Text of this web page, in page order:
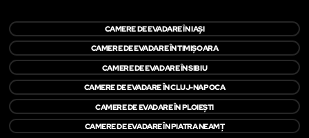
CAMERE DE EVADARE ÎN IAȘI
CAMERE DE EVADARE ÎN TIMIȘOARA
CAMERE DE EVADARE ÎN SIBIU
CAMERE DE EVADARE ÎN CLUJ-NAPOCA
CAMERE DE EVADARE ÎN PLOIEȘTI
CAMERE DE EVADARE ÎN PIATRA NEAMŢ